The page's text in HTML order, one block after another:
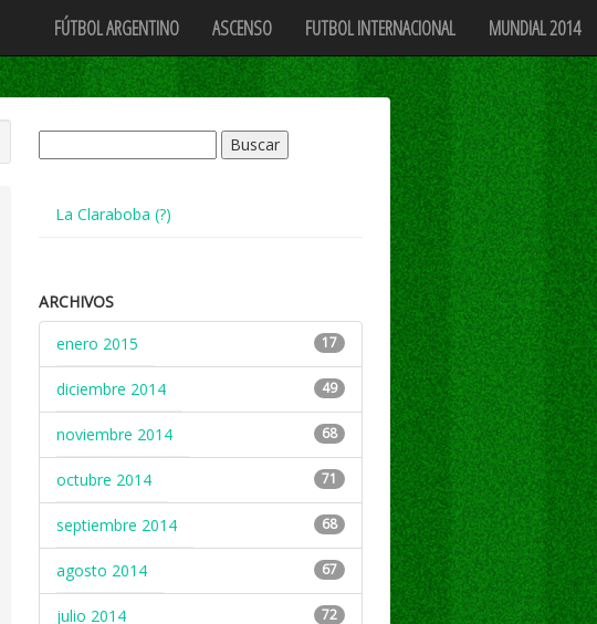
FÚTBOL ARGENTINO ASCENSO FUTBOL INTERNACIONAL MUNDIAL 2014
La Claraboba (?)
ARCHIVOS
enero 2015
17
diciembre 2014 49
noviembre 2014 68
octubre 2014 71
septiembre 2014 68
agosto 2014 67
julio 2014 72